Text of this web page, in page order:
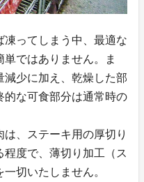
ってしまう中、最適な
ではありません。ま
減少に加え、乾燥した部
的な可食部分は通常時の
、ステーキ用の厚切り
度で、薄切り加工（ス
切いたしません。